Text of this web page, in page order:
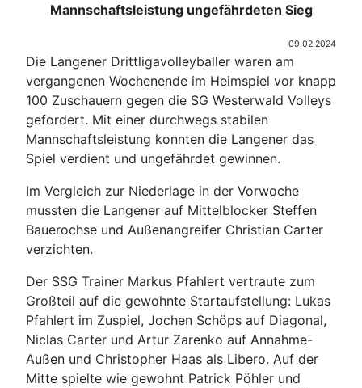
Mannschaftsleistung ungefährdeten Sieg
09.02.2024
Die Langener Drittligavolleyballer waren am
vergangenen Wochenende im Heimspiel vor knapp
100 Zuschauern gegen die SG Westerwald Volleys
gefordert. Mit einer durchwegs stabilen
Mannschaftsleistung konnten die Langener das
Spiel verdient und ungefährdet gewinnen.
Im Vergleich zur Niederlage in der Vorwoche
mussten die Langener auf Mittelblocker Steffen
Bauerochse und Außenangreifer Christian Carter
verzichten.
Der SSG Trainer Markus Pfahlert vertraute zum
Großteil auf die gewohnte Startaufstellung: Lukas
Pfahlert im Zuspiel, Jochen Schöps auf Diagonal,
Niclas Carter und Artur Zarenko auf Annahme-
Außen und Christopher Haas als Libero. Auf der
Mitte spielte wie gewohnt Patrick Pöhler und